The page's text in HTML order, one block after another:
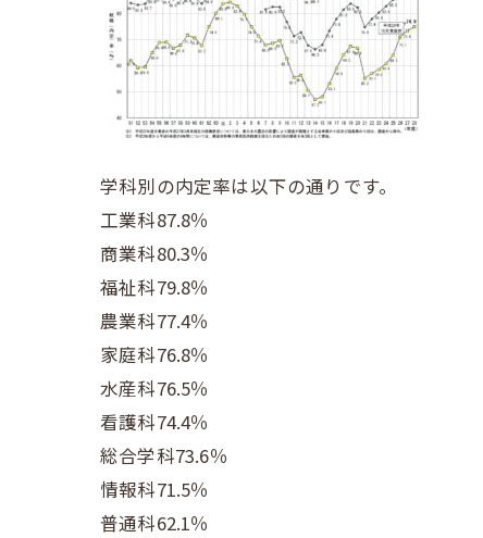
学科別の内定率は以下の通りです。
工業科87.8％
商業科80.3％
福祉科79.8％
農業科77.4％
家庭科76.8％
水産科76.5％
看護科74.4％
総合学科73.6％
情報科71.5％
普通科62.1％